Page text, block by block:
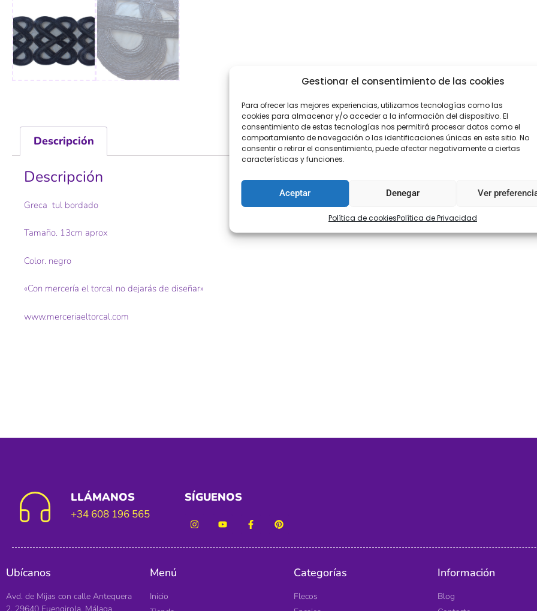
Gestionar el consentimiento de las cookies
Para ofrecer las mejores experiencias, utilizamos tecnologías como las
cookies para almacenar y/o acceder a la información del dispositivo. El
consentimiento de estas tecnologías nos permitirá procesar datos como el
comportamiento de navegación o las identificaciones únicas en este sitio. No
consentir o retirar el consentimiento, puede afectar negativamente a ciertas
características y funciones.
Aceptar Denegar Ver
Política de cookiesPolítica de Privacidad
Descripción
Descripción
Greca tul bordado
Tamaño. 13cm aprox
Color. negro
«Con mercería el torcal no dejarás de diseñar»
www.merceriaeltorcal.com
LLÁMANOS
+34 608 196 565
SÍGUENOS
Ubícanos
Avd. de Mijas con calle Antequera
Menú
Inicio
Categorías
Flecos
Información
Blog